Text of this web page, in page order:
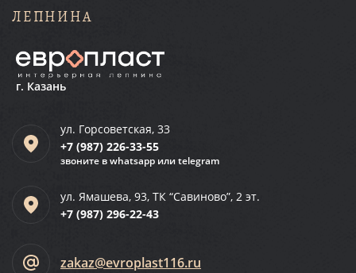
ЛЕПНИНА
г. Казань
ул. Горсоветская, 33
+7 (987) 226-33-55
звоните в whatsapp или telegram
ул. Ямашева, 93, ТК “Савиново”, 2 эт.
+7 (987) 296-22-43
zakaz@evroplast116.ru